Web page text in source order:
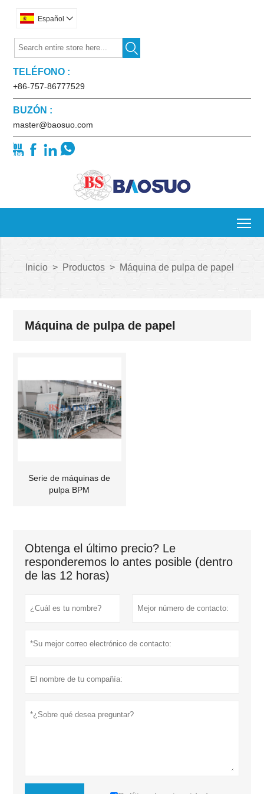
Español 

TELÉFONO :
+86-757-86777529
BUZÓN :
master@baosuo.com
   
Inicio > Productos > Máquina de pulpa de papel
Máquina de pulpa de papel
Serie de máquinas de
pulpa BPM
Obtenga el último precio? Le
responderemos lo antes posible (dentro
de las 12 horas)